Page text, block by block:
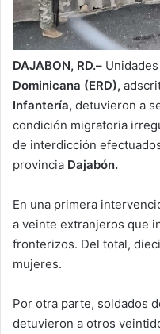
DAJABON, RD.–
Dominicana (ERD),
Infantería, detuvieron a
condición migratoria
de interdicción
provincia Dajabón.
En una primera
a veinte extranjeros que
fronterizos. Del total,
mujeres.
Por otra parte, soldados
detuvieron a otros